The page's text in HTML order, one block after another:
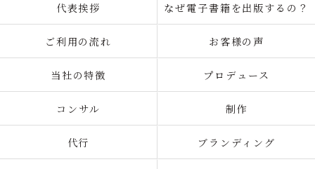
代表挨拶 なぜ電子書籍を出版するの？
ご利用の流れ お客様の声
当社の特徴 プロデュース
コンサル 制作
代行 ブランディング